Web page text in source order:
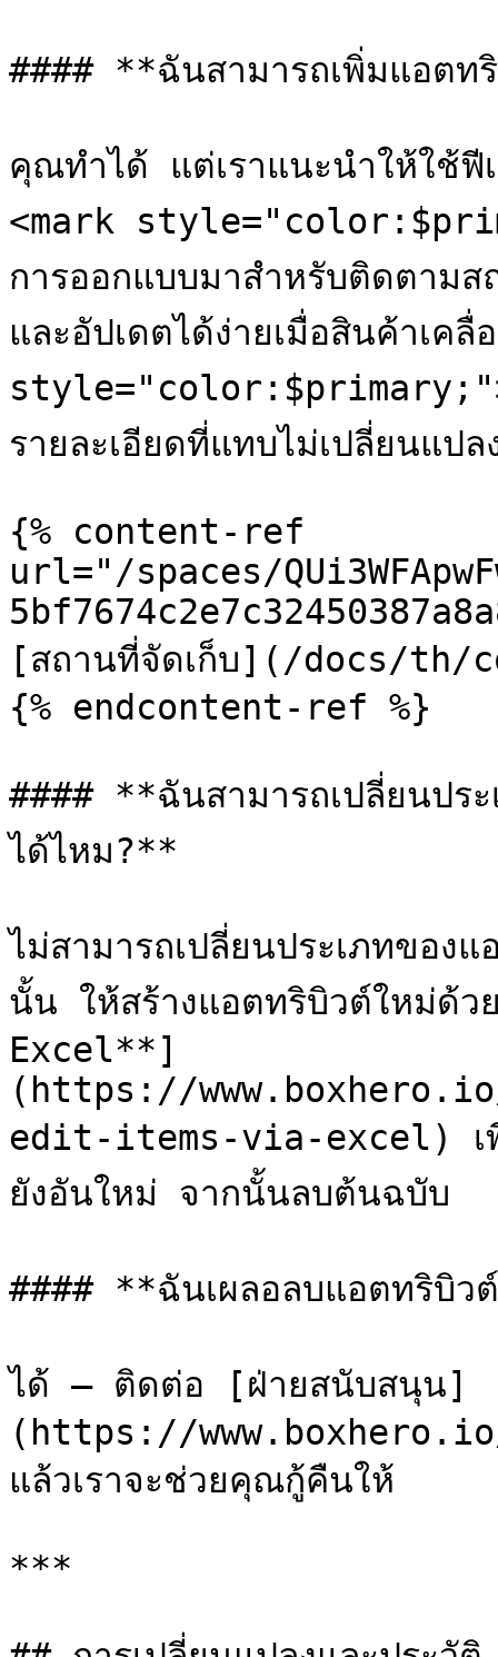
#### **ฉันสามารถเพิ่มแอตท
คุณทำได้ แต่เราแนะนำให้ใช้
<mark
การออกแบบมาสำหรับติดตาม
และอัปเดตได้ง่ายเมื่อสินค้าเค
รายละเอียดที่แทบไม่เปลี่ยนแปล
{% content-ref
url="/spaces/
[สถานที่จัดเก็บ](/docs/th/
{% endcontent-ref %}
#### **ฉันสามารถเปลี่ยนประ
ได้ไหม?**
ไม่สามารถเปลี่ยนประเภทของ
นั้น ให้สร้างแอตทริบิวต์ใหม่ด้
Excel**]
(https://
edit-items-via-excel) เพื่อ
ยังอันใหม่ จากนั้นลบต้นฉบับ
#### **ฉันเผลอลบแอตทริบิว
ได้ — ติดต่อ [ฝ่ายสนับสนุน]
(https://
แล้วเราจะช่วยคุณกู้คืนให้
***